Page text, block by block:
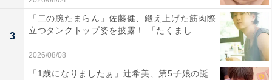
3
「二の腕たまらん」佐藤健、鍛え上げた筋肉際
立つタンクトップ姿を披露！ 「たくまし...
2026/08/08
「1歳になりましたぁ」辻希美、第5子娘の誕